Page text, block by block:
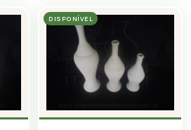
DISPONÍVEL